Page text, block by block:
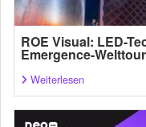
ROE Visual: LED-
Emergence-
Weiterlesen